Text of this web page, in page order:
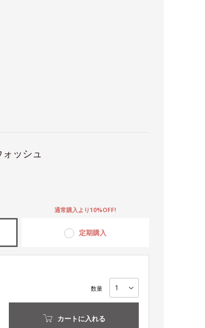
ッシュ
定期購入
通常購入より10%OFF!
数量
カートに入れる